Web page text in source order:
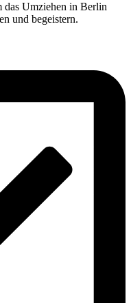
das Umziehen in Berlin
und begeistern.